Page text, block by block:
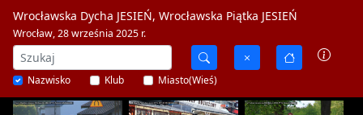
Wrocławska Dycha JESIEŃ, Wrocławska Piątka JESIEŃ
Wrocław, 28 września 2025 r.
Nazwisko Klub Miasto(Wieś)